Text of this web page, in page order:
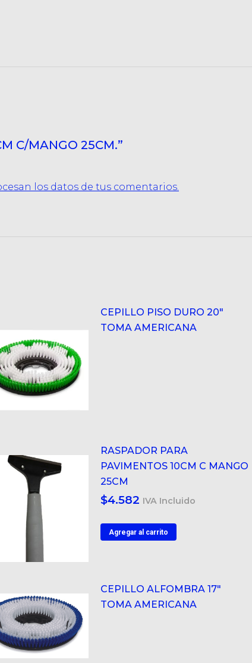
C/MANGO 25CM.”
los datos de tus comentarios.
CEPILLO PISO DURO 20"
TOMA AMERICANA
RASPADOR PARA
PAVIMENTOS 10CM C MANGO
25CM
$4.582 IVA Incluido
Agregar al carrito
CEPILLO ALFOMBRA 17"
TOMA AMERICANA